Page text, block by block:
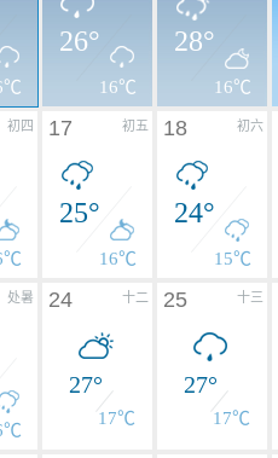
26°
16℃
28°
16℃
初四 初五
17
25°
16℃
初六
18
24°
15℃
处暑 十二
24
27°
17℃
十三
25
27°
17℃